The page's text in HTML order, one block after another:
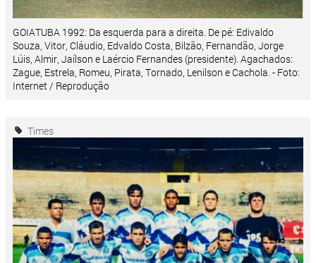
GOIATUBA 1992: Da esquerda para a direita. De pé: Edivaldo
Souza, Vitor, Cláudio, Edvaldo Costa, Bilzão, Fernandão, Jorge
Lúis, Almir, Jaílson e Laércio Fernandes (presidente). Agachados:
Zague, Estrela, Romeu, Pirata, Tornado, Lenilson e Cachola. - Foto:
Internet / Reprodução
Times